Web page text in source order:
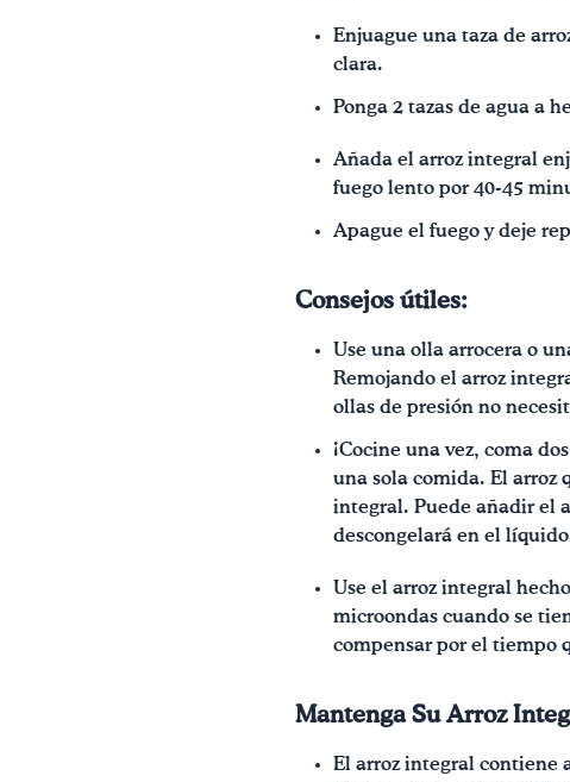
Enjuague una taza de
clara.
Ponga 2 tazas de agua a
Añada el arroz integral
fuego lento por 40-45
Apague el fuego y deje
Consejos útiles:
Use una olla arrocera o
Remojando el arroz
ollas de presión no
¡Cocine una vez, coma
una sola comida. El arroz
integral. Puede añadir el
descongelará en el
Use el arroz integral
microondas cuando se
compensar por el tiempo
Mantenga Su Arroz
El arroz integral contiene